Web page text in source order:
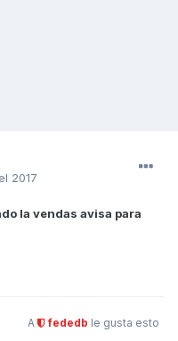
2017
la vendas avisa para
A fededb le gusta esto